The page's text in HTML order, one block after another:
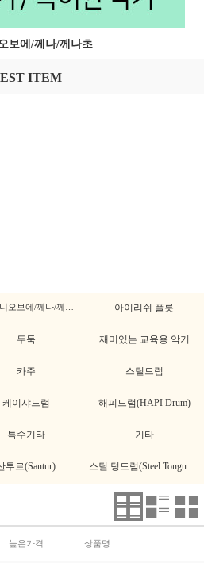
보에/께나/께나초
ITEM
아이리쉬 플릇
두둑 재미있는 교육용 악기
카주 스틸드럼
케이샤드럼 해피드럼(HAPI Drum)
특수기타 기타
투르(Santur)
높은가격 상품명